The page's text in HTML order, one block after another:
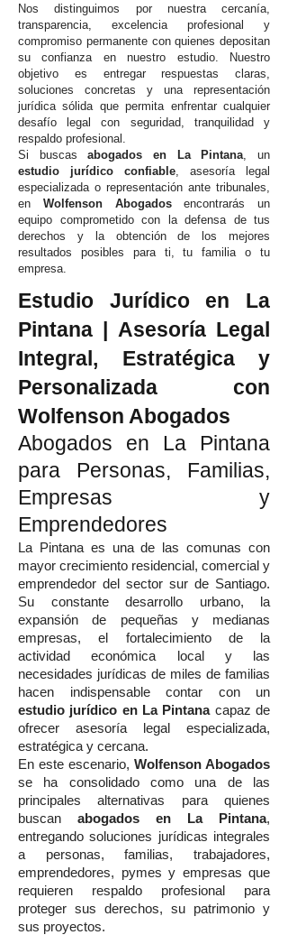
Nos distinguimos por nuestra cercanía,
transparencia, excelencia profesional y
compromiso permanente con quienes depositan
su confianza en nuestro estudio. Nuestro
objetivo es entregar respuestas claras,
soluciones concretas y una representación
jurídica sólida que permita enfrentar cualquier
desafío legal con seguridad, tranquilidad y
respaldo profesional.
Si buscasabogados en La Pintana, un
estudio jurídico confiable, asesoría legal
especializada o representación ante tribunales,
en Wolfenson Abogadosencontrarás un
equipo comprometido con la defensa de tus
derechos y la obtención de los mejores
resultados posibles para ti, tu familia o tu
empresa.
Estudio Jurídico en La
Pintana | Asesoría Legal
Integral, Estratégica y
Personalizada con
Wolfenson Abogados
Abogados en La Pintana
para Personas, Familias,
Empresas y
Emprendedores
La Pintana es una de las comunas con
mayor crecimiento residencial, comercial y
emprendedor del sector sur de Santiago.
Su constante desarrollo urbano, la
expansión de pequeñas y medianas
empresas, el fortalecimiento de la
actividad económica local y las
necesidades jurídicas de miles de familias
hacen indispensable contar con un
estudio jurídico en La Pintanacapaz de
ofrecer asesoría legal especializada,
estratégica y cercana.
En este escenario, Wolfenson Abogados
se ha consolidado como una de las
principales alternativas para quienes
buscan abogados en La Pintana,
entregando soluciones jurídicas integrales
a personas, familias, trabajadores,
emprendedores, pymes y empresas que
requieren respaldo profesional para
proteger sus derechos, su patrimonio y
sus proyectos.